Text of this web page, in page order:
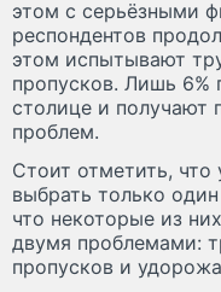
этом с серьёзными
респондентов
этом испытывают
пропусков. Лишь 6%
столице и получают
проблем.
Стоит отметить, что
выбрать только
что некоторые из
двумя проблемами:
пропусков и